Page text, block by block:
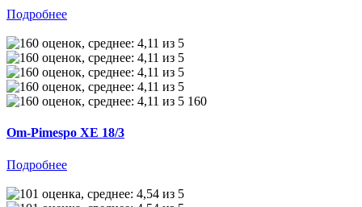
Подробнее
160
Om-Pimespo XE 18/3
Подробнее